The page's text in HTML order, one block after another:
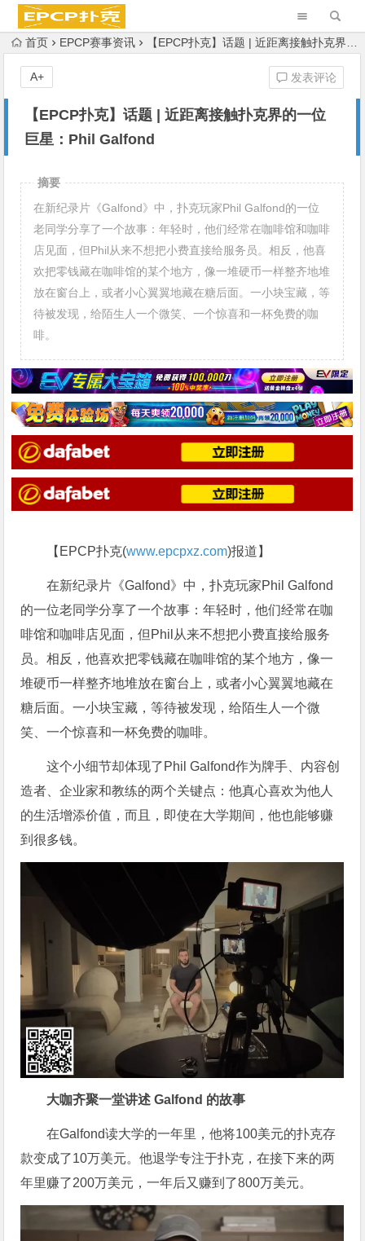
首页 EPCP赛事资讯 【EPCP扑克】话题 | 近距离接触扑克界的一位巨星：Phil Galfond
【EPCP扑克】话题 | 近距离接触扑克界的一位
巨星：Phil Galfond
发表评论
A+
摘要
在新纪录片《Galfond》中，扑克玩家Phil Galfond的一位
老同学分享了一个故事：年轻时，他们经常在咖啡馆和咖啡
店见面，但Phil从来不想把小费直接给服务员。相反，他喜
欢把零钱藏在咖啡馆的某个地方，像一堆硬币一样整齐地堆
放在窗台上，或者小心翼翼地藏在糖后面。一小块宝藏，等
待被发现，给陌生人一个微笑、一个惊喜和一杯免费的咖
啡。
【EPCP扑克(www.epcpxz.com)报道】
在新纪录片《Galfond》中，扑克玩家Phil Galfond
的一位老同学分享了一个故事：年轻时，他们经常在咖
啡馆和咖啡店见面，但Phil从来不想把小费直接给服务
员。相反，他喜欢把零钱藏在咖啡馆的某个地方，像一
堆硬币一样整齐地堆放在窗台上，或者小心翼翼地藏在
糖后面。一小块宝藏，等待被发现，给陌生人一个微
笑、一个惊喜和一杯免费的咖啡。
这个小细节却体现了Phil Galfond作为牌手、内容创
造者、企业家和教练的两个关键点：他真心喜欢为他人
的生活增添价值，而且，即使在大学期间，他也能够赚
到很多钱。
大咖齐聚一堂讲述 Galfond 的故事
在Galfond读大学的一年里，他将100美元的扑克存
款变成了10万美元。他退学专注于扑克，在接下来的两
年里赚了200万美元，一年后又赚到了800万美元。